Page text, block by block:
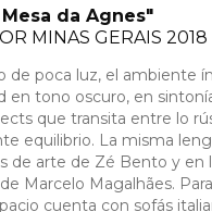
da Agnes"
MINAS GERAIS 2018
de poca luz, el ambiente
en tono oscuro, en
que transita entre lo
equilibrio. La misma
de arte de Zé Bento y en
Marcelo Magalhães.
cuenta con sofás